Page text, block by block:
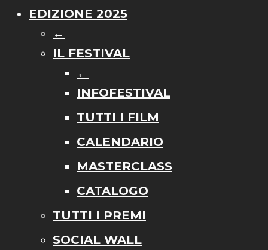
EDIZIONE 2025
←
IL FESTIVAL
←
INFOFESTIVAL
TUTTI I FILM
CALENDARIO
MASTERCLASS
CATALOGO
TUTTI I PREMI
SOCIAL WALL